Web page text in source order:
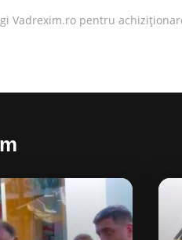
Vadrexim.ro pentru